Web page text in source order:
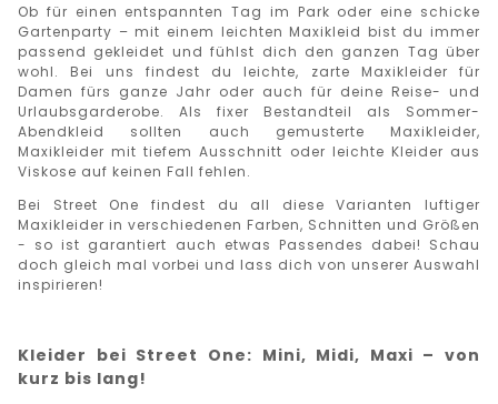
Ob für einen entspannten Tag im Park oder eine schicke
Gartenparty – mit einem leichten Maxikleid bist du immer
passend gekleidet und fühlst dich den ganzen Tag über
wohl.
Bei uns findest du leichte, zarte
Maxikleider für
Damen fürs ganze Jahr oder auch für deine Reise- und
Urlaubsgarderobe. Als fixer Bestandteil als Sommer-
Abendkleid sollten auch gemusterte Maxikleider,
Maxikleider mit tiefem Ausschnitt oder leichte Kleider aus
Viskose auf keinen Fall fehlen.
Bei Street One findest du all diese Varianten luftiger
Maxikleider in verschiedenen Farben, Schnitten und Größen
- so ist garantiert auch etwas Passendes dabei! Schau
doch gleich mal vorbei und lass dich von unserer Auswahl
inspirieren!
Kleider bei Street One: Mini, Midi, Maxi – von
kurz bis lang!